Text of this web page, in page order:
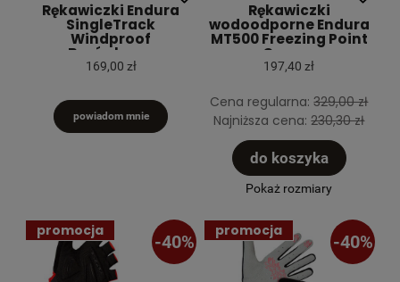
Rękawiczki Endura
SingleTrack
Windproof
Borówkowe
169,00 zł
powiadom mnie
Rękawiczki
wodoodporne Endura
MT500 Freezing Point
Czarne
197,40 zł
Cena regularna:329,00 zł
Najniższa cena:230,30 zł
do koszyka
Pokaż rozmiary
promocja
-40%
promocja
-40%